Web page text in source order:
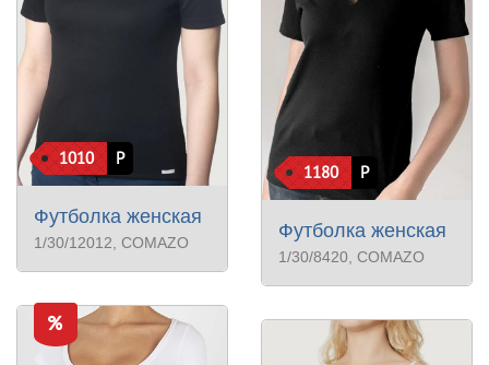
1010 Р
Футболка женская
1/30/12012, COMAZO
1180 Р
Футболка женская
1/30/8420 , COMAZO